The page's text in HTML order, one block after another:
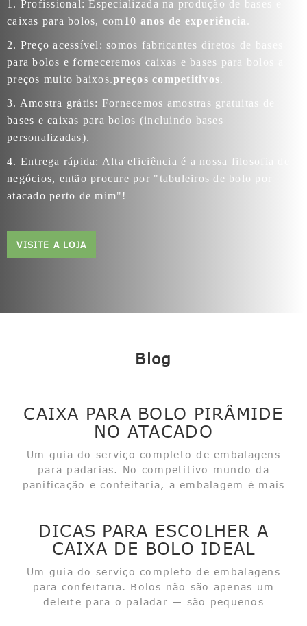
1. Profissional: Especializada na produção de bases e
caixas para bolos, com10 anos de experiência
2. Preço acessível: somos fabricantes diretos de bases
para bolos e forneceremos caixas e bases para bolos a
preços muito baixos.preços competitivos.
3. Amostra grátis: Fornecemos amostras gratuitas de
bases e caixas para bolos (incluindo bases
personalizadas).
4. Entrega rápida: Alta eficiência é a nossa filosofia de
negócios, então procure por "tabuleiros de bolo por
atacado perto de mim"!
VISITE A LOJA
Blog
CAIXA PARA BOLO PIRÂMIDE
NO ATACADO
Um guia do serviço completo de embalagens
para padarias. No competitivo mundo da
panificação e confeitaria, a embalagem é mais
atraentes para os clientes. Entre todas...
DICAS PARA ESCOLHER A
CAIXA DE BOLO IDEAL
Um guia do serviço completo de embalagens
para confeitaria. Bolos não são apenas um
deleite para o paladar — são pequenos